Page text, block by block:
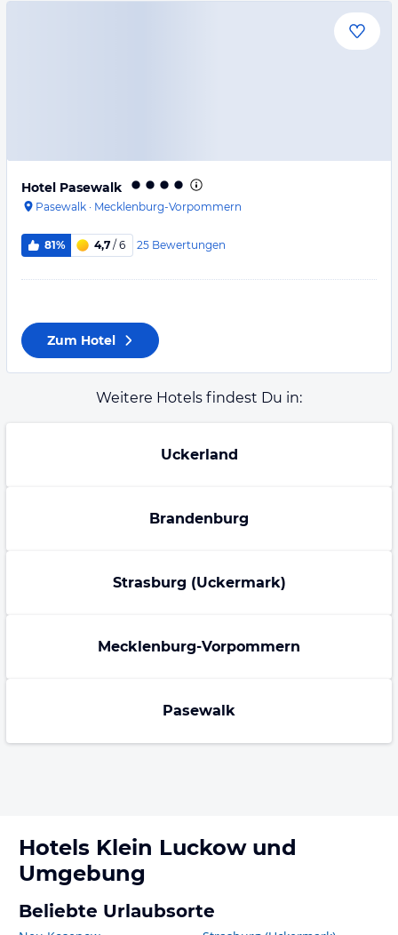
Hotel Pasewalk
Pasewalk · Mecklenburg-Vorpommern
81% 4,7 / 6 25 Bewertungen
Zum Hotel
Weitere Hotels findest Du in:
Uckerland
Brandenburg
Strasburg (Uckermark)
Mecklenburg-Vorpommern
Pasewalk
Hotels Klein Luckowund
Umgebung
Beliebte Urlaubsorte